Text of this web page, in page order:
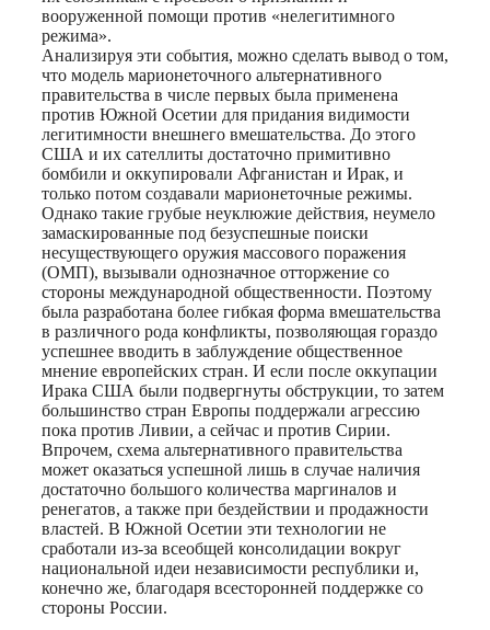
вооруженной помощи против «нелегитимного
режима».
Анализируя эти события, можно сделать вывод о том,
что модель марионеточного альтернативного
правительства в числе первых была применена
против Южной Осетии для придания видимости
легитимности внешнего вмешательства. До этого
США и их сателлиты достаточно примитивно
бомбили и оккупировали Афганистан и Ирак, и
только потом создавали марионеточные режимы.
Однако такие грубые неуклюжие действия, неумело
замаскированные под безуспешные поиски
несуществующего оружия массового поражения
(ОМП), вызывали однозначное отторжение со
стороны международной общественности. Поэтому
была разработана более гибкая форма вмешательства
в различного рода конфликты, позволяющая гораздо
успешнее вводить в заблуждение общественное
мнение европейских стран. И если после оккупации
Ирака США были подвергнуты обструкции, то затем
большинство стран Европы поддержали агрессию
пока против Ливии, а сейчас и против Сирии.
Впрочем, схема альтернативного правительства
может оказаться успешной лишь в случае наличия
достаточно большого количества маргиналов и
ренегатов, а также при бездействии и продажности
властей. В Южной Осетии эти технологии не
сработали из-за всеобщей консолидации вокруг
национальной идеи независимости республики и,
конечно же, благодаря всесторонней поддержке со
стороны России.